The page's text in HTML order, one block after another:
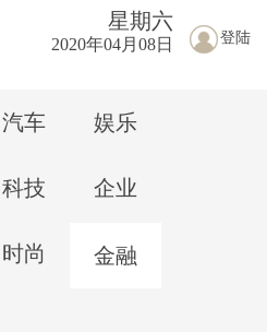
登陆
星期六
2020年04月08日
汽车 娱乐
科技 企业
时尚 金融